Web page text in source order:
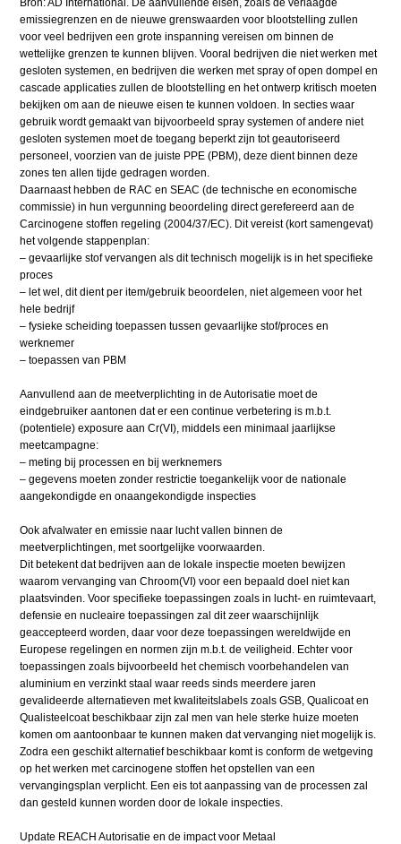
Bron: AD International. De aanvullende eisen, zoals de verlaagde
emissiegrenzen en de nieuwe grenswaarden voor blootstelling zullen
voor veel bedrijven een grote inspanning vereisen om binnen de
wettelijke grenzen te kunnen blijven. Vooral bedrijven die niet werken met
gesloten systemen, en bedrijven die werken met spray of open dompel en
cascade applicaties zullen de blootstelling en het ontwerp kritisch moeten
bekijken om aan de nieuwe eisen te kunnen voldoen. In secties waar
gebruik wordt gemaakt van bijvoorbeeld spray systemen of andere niet
gesloten systemen moet de toegang beperkt zijn tot geautoriseerd
personeel, voorzien van de juiste PPE (PBM), deze dient binnen deze
zones ten allen tijde gedragen worden.
Daarnaast hebben de RAC en SEAC (de technische en economische
commissie) in hun vergunning beoordeling direct gerefereerd aan de
Carcinogene stoffen regeling (2004/37/EC). Dit vereist (kort samengevat)
het volgende stappenplan:
– gevaarlijke stof vervangen als dit technisch mogelijk is in het specifieke
proces
– let wel, dit dient per item/gebruik beoordelen, niet algemeen voor het
hele bedrijf
– fysieke scheiding toepassen tussen gevaarlijke stof/proces en
werknemer
– toepassen van PBM
Aanvullend aan de meetverplichting in de Autorisatie moet de
eindgebruiker aantonen dat er een continue verbetering is m.b.t.
(potentiele) exposure aan Cr(VI), middels een minimaal jaarlijkse
meetcampagne:
– meting bij processen en bij werknemers
– gegevens moeten zonder restrictie toegankelijk voor de nationale
aangekondigde en onaangekondigde inspecties
Ook afvalwater en emissie naar lucht vallen binnen de
meetverplichtingen, met soortgelijke voorwaarden.
Dit betekent dat bedrijven aan de lokale inspectie moeten bewijzen
waarom vervanging van Chroom(VI) voor een bepaald doel niet kan
plaatsvinden. Voor specifieke toepassingen zoals in lucht- en ruimtevaart,
defensie en nucleaire toepassingen zal dit zeer waarschijnlijk
geaccepteerd worden, daar voor deze toepassingen wereldwijde en
Europese regelingen en normen zijn m.b.t. de veiligheid. Echter voor
toepassingen zoals bijvoorbeeld het chemisch voorbehandelen van
aluminium en verzinkt staal waar reeds sinds meerdere jaren
gevalideerde alternatieven met kwaliteitslabels zoals GSB, Qualicoat en
Qualisteelcoat beschikbaar zijn zal men van hele sterke huize moeten
komen om aantoonbaar te kunnen maken dat vervanging niet mogelijk is.
Zodra een geschikt alternatief beschikbaar komt is conform de wetgeving
op het werken met carcinogene stoffen het opstellen van een
vervangingsplan verplicht. Een eis tot aanpassing van de processen zal
dan gesteld kunnen worden door de lokale inspecties.
Update REACH Autorisatie en de impact voor Metaal